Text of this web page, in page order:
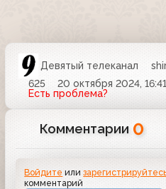
Девятый телеканал
625
20 октября 2024, 16:41
Есть проблема?
Комментарии 0
Войдите или
комментарий